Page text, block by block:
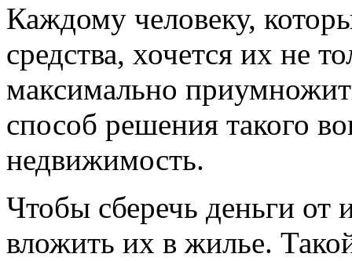
Каждому человеку,
средства, хочется их не
максимально
способ решения такого
недвижимость.
Чтобы сберечь деньги
вложить их в жилье.